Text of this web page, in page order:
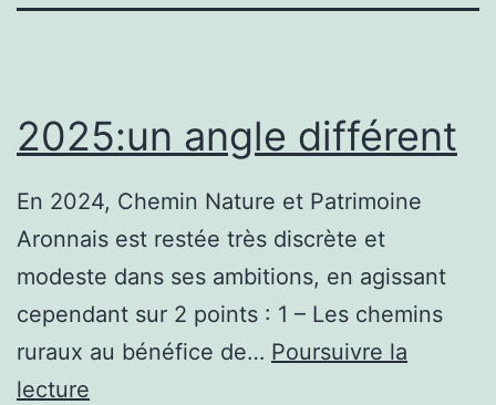
2025:un angle différent
En 2024, Chemin Nature et Patrimoine
Aronnais est restée très discrète et
modeste dans ses ambitions, en agissant
cependant sur 2 points : 1 – Les chemins
ruraux au bénéfice de… Poursuivre la
lecture